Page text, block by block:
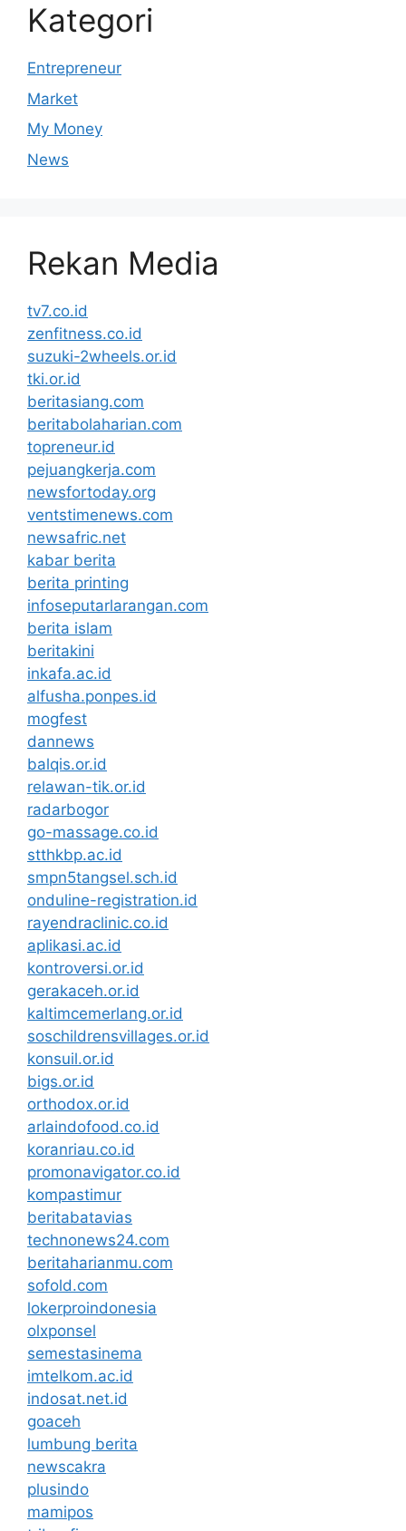
Kategori
Entrepreneur
Market
My Money
News
Rekan Media
tv7.co.id
zenfitness.co.id
suzuki-2wheels.or.id
tki.or.id
beritasiang.com
beritabolaharian.com
topreneur.id
pejuangkerja.com
newsfortoday.org
ventstimenews.com
newsafric.net
kabar berita
berita printing
infoseputarlarangan.com
berita islam
beritakini
inkafa.ac.id
alfusha.ponpes.id
mogfest
dannews
balqis.or.id
relawan-tik.or.id
radarbogor
go-massage.co.id
stthkbp.ac.id
smpn5tangsel.sch.id
onduline-registration.id
rayendraclinic.co.id
aplikasi.ac.id
kontroversi.or.id
gerakaceh.or.id
kaltimcemerlang.or.id
soschildrensvillages.or.id
konsuil.or.id
bigs.or.id
orthodox.or.id
arlaindofood.co.id
koranriau.co.id
promonavigator.co.id
kompastimur
beritabatavias
technonews24.com
beritaharianmu.com
sofold.com
lokerproindonesia
olxponsel
semestasinema
imtelkom.ac.id
indosat.net.id
goaceh
lumbung berita
newscakra
plusindo
mamipos